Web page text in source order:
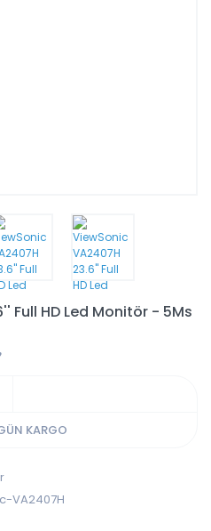
Full HD Led Monitör - 5Ms
KARGO
VA2407H